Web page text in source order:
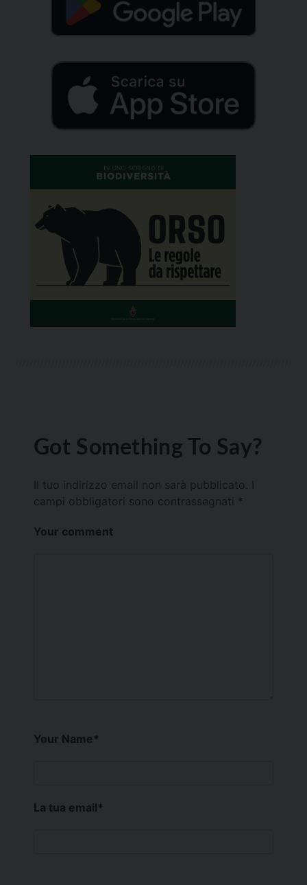
Got Something To Say?
Il tuo indirizzo email non sarà pubblicato.
campi obbligatori sono contrassegnati *
Your comment
Your Name*
La tua email*